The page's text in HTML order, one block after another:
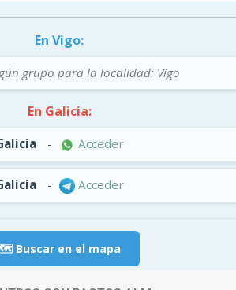
En Vigo:
grupo para la localidad: Vigo
En Galicia:
- Acceder
- Acceder
Buscar en el mapa